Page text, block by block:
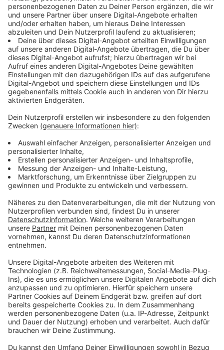
Immer auf dem Laufenden
bleiben!
Verpass' nichts mehr - mit unserem kostenlosen
ANTENNE BAYERN Newsletter. Ob Nachrichten,
Lifestyle oder unsere neuesten Aktionen - wir
informieren dich.
Zum Newsletter anmelden
Du möchtest uns etwas sagen?
Studio Hotline
Kontaktformular
Sprachnachricht